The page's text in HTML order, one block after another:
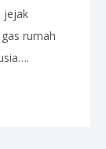
jejak
rumah